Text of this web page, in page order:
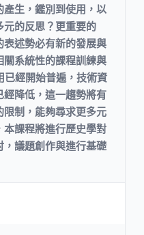
生，鑑別到使用，以
元的反思？更重要的
述勢必有新的發展與
系統性的課程訓練與
已經開始普遍，技術資
降低，這一趨勢將有
制，能夠尋求更多元
課程將進行歷史學對
議題創作與進行基礎